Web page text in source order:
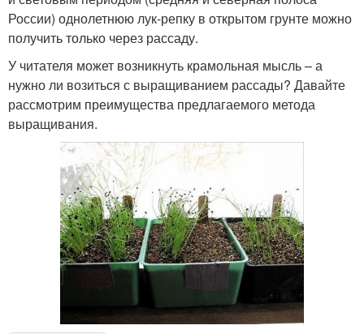
России) однолетнюю лук-репку в открытом грунте можно
получить только через рассаду.
У читателя может возникнуть крамольная мысль – а
нужно ли возиться с выращиванием рассады? Давайте
рассмотрим преимущества предлагаемого метода
выращивания.